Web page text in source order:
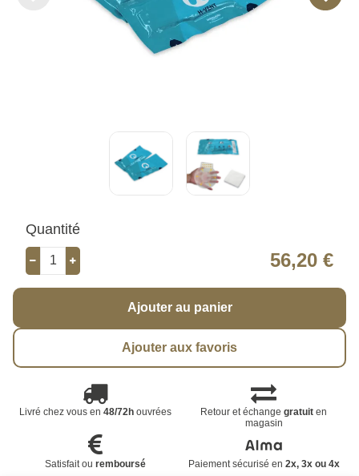
Quantité
56,20 €
Ajouter au panier
Ajouter aux favoris
Livré chez vous en 48/72houvrées Retour et échangegratuit en
magasin
Satisfait ou remboursé Paiement sécurisé en 2x, 3x ou 4x